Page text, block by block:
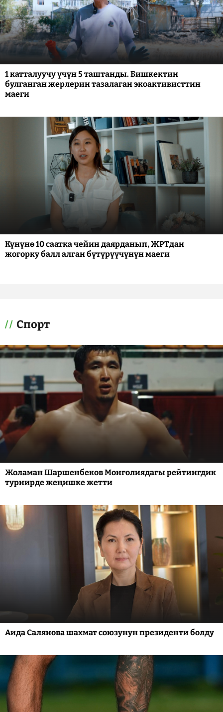
1 катталуучу үчүн 5 таштанды. Бишкектин
булганган жерлерин тазалаган экоактивисттин
маеги
Күнүнө 10 саатка чейин даярданып, ЖРТдан
жогорку балл алган бүтүрүүчүнүн маеги
Спорт
Жоламан Шаршенбеков Монголиядагы рейтингдик
турнирде жеңишке жетти
Аида Салянова шахмат союзунун президенти болду